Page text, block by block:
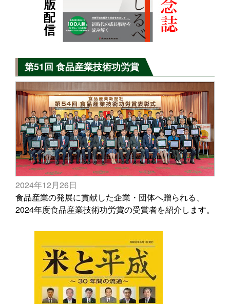
第51回 食品産業技術功労賞
2024年12月26日
食品産業の発展に貢献した企業・団体へ贈られる、
2024年度食品産業技術功労賞の受賞者を紹介します。